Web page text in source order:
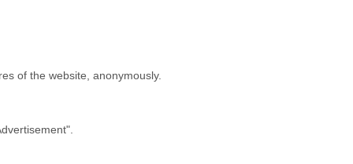
of the website, anonymously.